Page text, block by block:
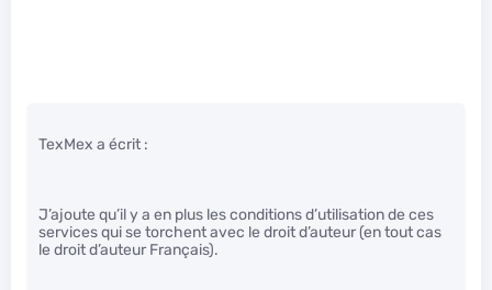
TexMex a écrit :
J’ajoute qu’il y a en plus les conditions d’utilisation de ces
services qui se torchent avec le droit d’auteur (en tout cas
le droit d’auteur Français).